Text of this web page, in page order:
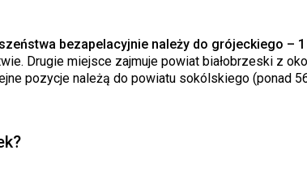
bezapelacyjnie należy do grójeckiego – 1
Drugie miejsce zajmuje powiat białobrzeski z
pozycje należą do powiatu sokólskiego (ponad